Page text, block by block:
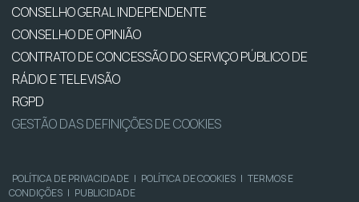
CONSELHO GERAL INDEPENDENTE
CONSELHO DE OPINIÃO
CONTRATO DE CONCESSÃO DO SERVIÇO PÚBLICO DE
RÁDIO E TELEVISÃO
RGPD
GESTÃO DAS DEFINIÇÕES DE COOKIES
POLÍTICA DE PRIVACIDADE | POLÍTICA DE COOKIES | TERMOS E
CONDIÇÕES | PUBLICIDADE